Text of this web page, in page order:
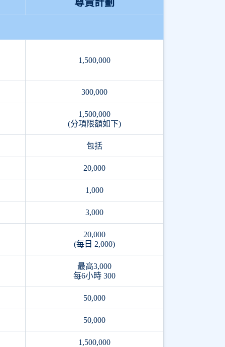
尊貴計劃
1,500,000
300,000
1,500,000
(分項限額如下)
包括
20,000
1,000
3,000
20,000
(每日 2,000)
最高3,000
每6小時 300
50,000
50,000
1,500,000